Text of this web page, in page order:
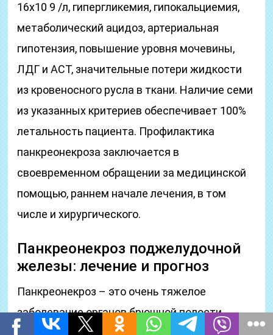
16х10 9 /л, гипергликемия, гипокальциемия,
метаболический ацидоз, артериальная
гипотензия, повышение уровня мочевины,
ЛДГ и АСТ, значительные потери жидкости
из кровеносного русла в ткани. Наличие семи
из указанных критериев обеспечивает 100%
летальность пациента. Профилактика
панкреонекроза заключается в
своевременном обращении за медицинской
помощью, раннем начале лечения, в том
числе и хирургического.
Панкреонекроз поджелудочной
железы: лечение и прогноз
Панкреонекроз – это очень тяжелое
заболевание органов брюшной полости.